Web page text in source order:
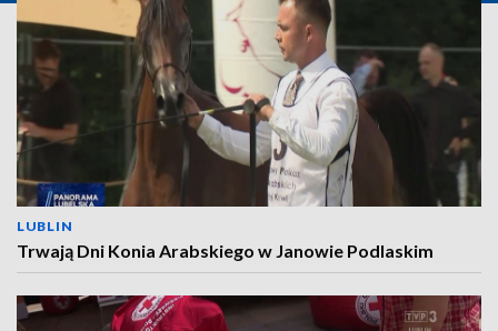
LUBLIN
Trwają Dni Konia Arabskiego w Janowie Podlaskim